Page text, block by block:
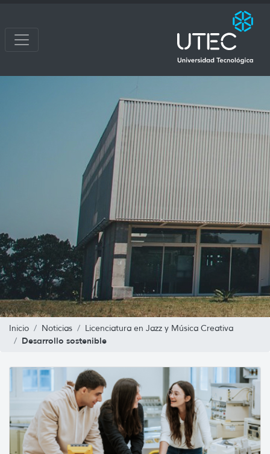
Inicio Noticias Licenciatura en Jazz y Música Creativa
Desarrollo sostenible